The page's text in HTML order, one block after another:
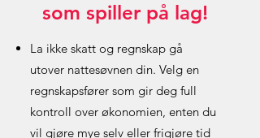
som spiller på lag!
La ikke skatt og regnskap gå
utover nattesøvnen din. Velg en
regnskapsfører som gir deg full
kontroll over økonomien, enten du
vil gjøre mye selv eller frigjøre tid